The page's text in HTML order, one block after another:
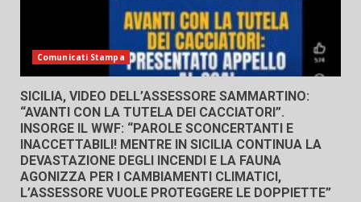
Comunicati Stampa
SICILIA, VIDEO DELL’ASSESSORE SAMMARTINO:
“AVANTI CON LA TUTELA DEI CACCIATORI”.
INSORGE IL WWF: “PAROLE SCONCERTANTI E
INACCETTABILI! MENTRE IN SICILIA CONTINUA LA
DEVASTAZIONE DEGLI INCENDI E LA FAUNA
AGONIZZA PER I CAMBIAMENTI CLIMATICI,
L’ASSESSORE VUOLE PROTEGGERE LE DOPPIETTE”